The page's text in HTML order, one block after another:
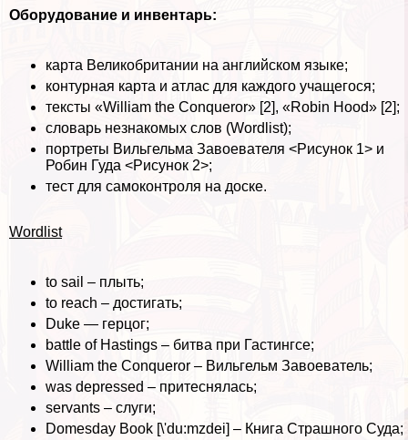
Оборудование и инвентарь:
карта Великобритании на английском языке;
контурная карта и атлас для каждого учащегося;
тексты «William the Conqueror» [2], «Robin Hood» [2];
словарь незнакомых слов (Wordlist);
портреты Вильгельма Завоевателя <Рисунок 1> и
Робин Гуда <Рисунок 2>;
тест для самоконтроля на доске.
Wordlist
to sail – плыть;
to reach – достигать;
Duke — герцог;
battle of Hastings – битва при Гастингсе;
William the Conqueror – Вильгельм Завоеватель;
was depressed – притеснялась;
servants – слуги;
Domesday Book [\'du:mzdei] – Книга Страшного Суда;